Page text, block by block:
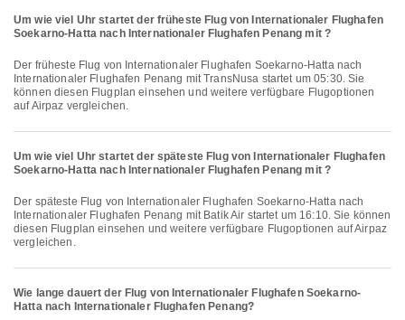
Um wie viel Uhr startet der früheste Flug von Internationaler Flughafen
Soekarno-Hatta nach Internationaler Flughafen Penang mit ?
Der früheste Flug von Internationaler Flughafen Soekarno-Hatta nach
Internationaler Flughafen Penang mit TransNusa startet um 05:30. Sie
können diesen Flugplan einsehen und weitere verfügbare Flugoptionen
auf Airpaz vergleichen.
Um wie viel Uhr startet der späteste Flug von Internationaler Flughafen
Soekarno-Hatta nach Internationaler Flughafen Penang mit ?
Der späteste Flug von Internationaler Flughafen Soekarno-Hatta nach
Internationaler Flughafen Penang mit Batik Air startet um 16:10. Sie können
diesen Flugplan einsehen und weitere verfügbare Flugoptionen auf Airpaz
vergleichen.
Wie lange dauert der Flug von Internationaler Flughafen Soekarno-
Hatta nach Internationaler Flughafen Penang?